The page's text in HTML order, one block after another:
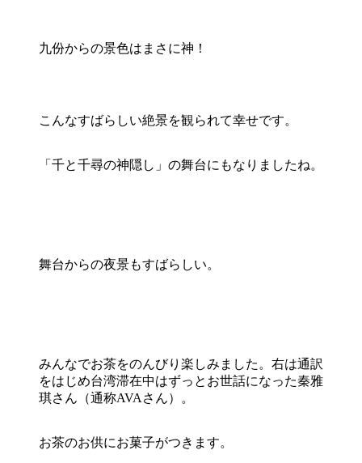
九份からの景色はまさに神！
こんなすばらしい絶景を観られて幸せです。
「千と千尋の神隠し」の舞台にもなりましたね。
舞台からの夜景もすばらしい。
みんなでお茶をのんびり楽しみました。右は通訳
をはじめ台湾滞在中はずっとお世話になった秦雅
琪さん（通称AVAさん）。
お茶のお供にお菓子がつきます。